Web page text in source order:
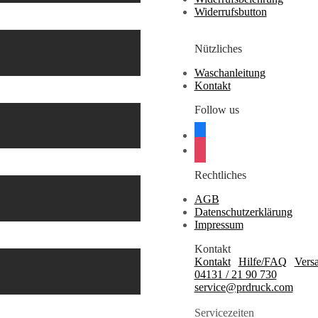
Widerrufsbutton
Nützliches
Waschanleitung
Kontakt
Follow us
Rechtliches
AGB
Datenschutzerklärung
Impressum
Kontakt
Kontakt| Hilfe/FAQ
04131 / 21 90 730
service@prdruck.com
Servicezeiten